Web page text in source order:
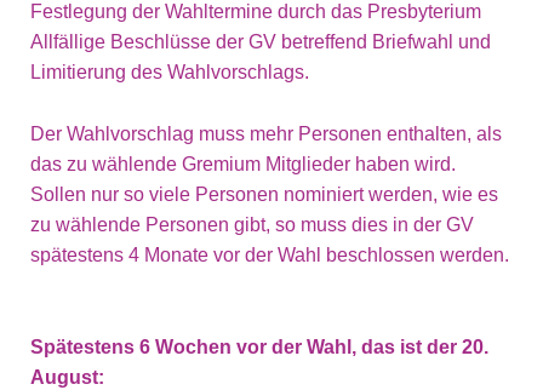
Festlegung der Wahltermine durch das Presbyterium
Allfällige Beschlüsse der GV betreffend Briefwahl und
Limitierung des Wahlvorschlags.
Der Wahlvorschlag muss mehr Personen enthalten, als
das zu wählende Gremium Mitglieder haben wird.
Sollen nur so viele Personen nominiert werden, wie es
zu wählende Personen gibt, so muss dies in der GV
spätestens 4 Monate vor der Wahl beschlossen werden.
Spätestens 6 Wochen vor der Wahl, das ist der 20.
August: